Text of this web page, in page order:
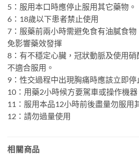
5：服用本口時應停止服用其它藥物。
6：18歲以下患者禁止使用
7：服藥前兩小時需避免食有油膩食
免影響藥效發揮
8：有不穩定心臟，冠狀動脈及使用
不適合服用。
9：性交過程中出現胸痛時應該立即停
10：用藥2小時候方要駕車或操作機器
11：服用本品12小時前後盡量勿服用
12：請勿過量使用
相關商品